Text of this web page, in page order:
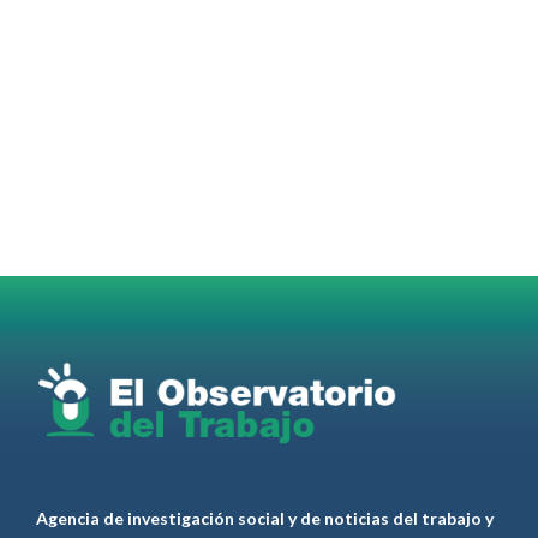
Ver anteriores
Agencia de investigación social y de noticias del trabajo y